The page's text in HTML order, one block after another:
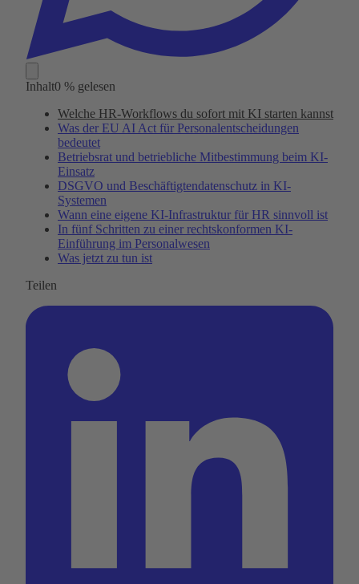
Inhalt0 % gelesen
Welche HR-Workflows du sofort mit KI starten kannst
Was der EU AI Act für Personalentscheidungen
bedeutet
Betriebsrat und betriebliche Mitbestimmung beim KI-
Einsatz
DSGVO und Beschäftigtendatenschutz in KI-
Systemen
Wann eine eigene KI-Infrastruktur für HR sinnvoll ist
In fünf Schritten zu einer rechtskonformen KI-
Einführung im Personalwesen
Was jetzt zu tun ist
Teilen